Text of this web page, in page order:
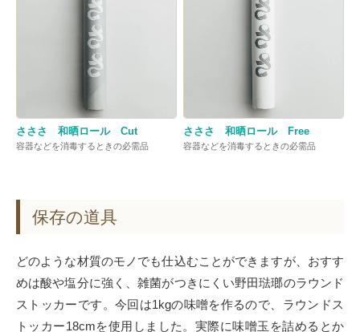
さささ 和晒ロール Cut
容器などを消毒するときの必需品
さささ 和晒ロール Free
容器などを消毒するときの必需品
保存の道具
どのような材質のモノでも仕込むことができますが、おすす
めは酸や塩分に強く、雑菌がつきにくい野田琺瑯のラウンド
ストッカーです。今回は1kgの味噌を作るので、ラウンドス
トッカー18cmを使用しました。実際に味噌玉を詰めるとか